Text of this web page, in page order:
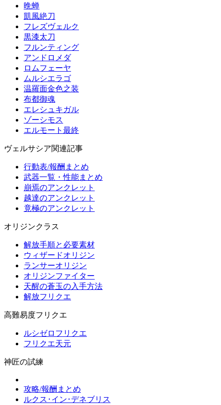
晩蝉
凱風絶刀
フレズヴェルク
黒漆太刀
フルンティング
アンドロメダ
ロムフェーヤ
ムルシエラゴ
温羅面金色之装
布都御魂
エレシュキガル
ゾーシモス
エルモート最終
ヴェルサシア関連記事
行動表/報酬まとめ
武器一覧・性能まとめ
崩焉のアンクレット
越達のアンクレット
竟極のアンクレット
オリジンクラス
解放手順と必要素材
ウィザードオリジン
ランサーオリジン
オリジンファイター
天醒の蒼玉の入手方法
解放フリクエ
高難易度フリクエ
ルシゼロフリクエ
フリクエ天元
神匠の試練
攻略/報酬まとめ
ルクス･イン･デネブリス